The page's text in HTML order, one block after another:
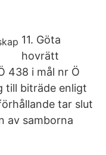
11. Göta
hovrätt
438 i mål nr Ö
till biträde enligt
tar slut
av samborna